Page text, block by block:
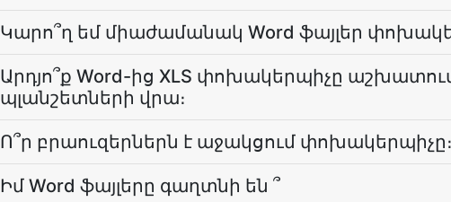
Կարո՞ղ եմ միաժամանակ Word ֆայլեր
Արդյո՞ք Word-ից XLS փոխակերպիչը
պլանշետների վրա։
Ո՞ր բրաուզերներն է աջակցում փոխակերպիչը։
Իմ Word ֆայլերը գաղտնի են ՞